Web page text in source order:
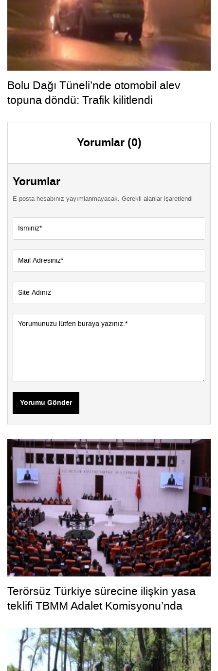
Bolu Dağı Tüneli’nde otomobil alev
topuna döndü: Trafik kilitlendi
Yorumlar (0)
Yorumlar
E-posta hesabınız yayımlanmayacak. Gerekli alanlar işaretlendi
Yorumu Gönder
Terörsüz Türkiye sürecine ilişkin yasa
teklifi TBMM Adalet Komisyonu’nda